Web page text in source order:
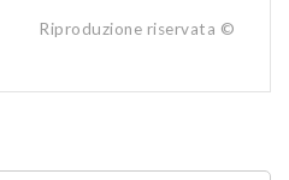
Riproduzione riservata ©